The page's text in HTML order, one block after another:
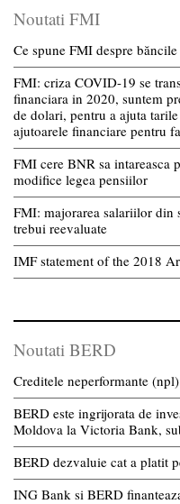
Noutati FMI
Ce spune FMI despre
FMI: criza COVID-19 se
financiara in 2020, suntem
de dolari, pentru a ajuta
ajutoarele financiare pentru
FMI cere BNR sa intareasca
modifice legea pensiilor
FMI: majorarea salariilor din
trebui reevaluate
IMF statement of the 2018
Noutati BERD
Creditele neperformante
BERD este ingrijorata de
Moldova la Victoria Bank,
BERD dezvaluie cat a platit
ING Bank si BERD